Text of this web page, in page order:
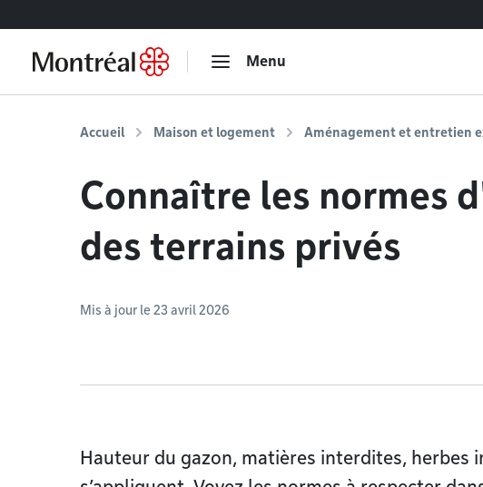
Menu
Accueil Maison et logement Aménagement et entretien
Connaître les normes
des terrains privés
Mis à jour le 23 avril 2026
Hauteur du gazon, matières interdites, herbes